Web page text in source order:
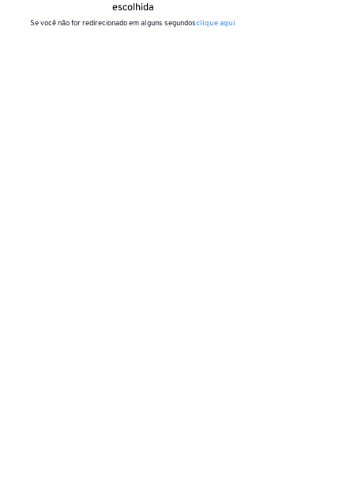
escolhida
Se você não for redirecionado em alguns segundosclique aqui